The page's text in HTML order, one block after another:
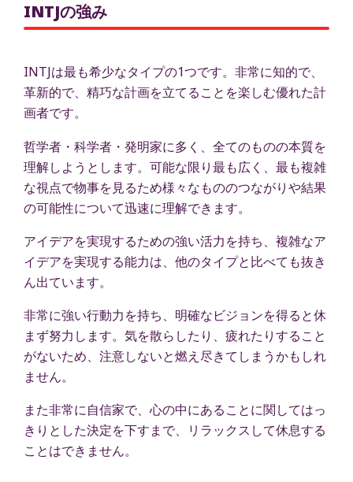
INTJの強み
INTJは最も希少なタイプの1つです。非常に知的で、
革新的で、精巧な計画を立てることを楽しむ優れた計
画者です。
哲学者・科学者・発明家に多く、全てのものの本質を
理解しようとします。可能な限り最も広く、最も複雑
な視点で物事を見るため様々なもののつながりや結果
の可能性について迅速に理解できます。
アイデアを実現するための強い活力を持ち、複雑なア
イデアを実現する能力は、他のタイプと比べても抜き
ん出ています。
非常に強い行動力を持ち、明確なビジョンを得ると休
まず努力します。気を散らしたり、疲れたりすること
がないため、注意しないと燃え尽きてしまうかもしれ
ません。
また非常に自信家で、心の中にあることに関してはっ
きりとした決定を下すまで、リラックスして休息する
ことはできません。